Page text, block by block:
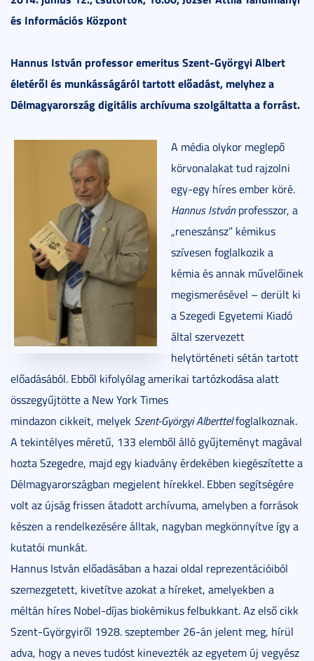
és Információs Központ
Hannus István professor emeritus Szent-Györgyi Albert
életéről és munkásságáról tartott előadást, melyhez a
Délmagyarország digitális archívuma szolgáltatta a forrást.
A média olykor meglepő
körvonalakat tud rajzolni
egy-egy híres ember köré.
Hannus Istvánprofesszor, a
„reneszánsz” kémikus
szívesen foglalkozik a
kémia és annak művelőinek
megismerésével – derült ki
a Szegedi Egyetemi Kiadó
által szervezett
helytörténeti sétán tartott
előadásából. Ebből kifolyólag amerikai tartózkodása alatt
összegyűjtötte a New York Times
mindazon cikkeit, melyek Szent-Györgyi Alberttelfoglalkoznak.
A tekintélyes méretű, 133 elemből álló gyűjteményt magával
hozta Szegedre, majd egy kiadvány érdekében kiegészítette a
Délmagyarországban megjelent hírekkel. Ebben segítségére
volt az újság frissen átadott archívuma, amelyben a források
készen a rendelkezésére álltak, nagyban megkönnyítve így a
kutatói munkát.
Hannus István előadásában a hazai oldal reprezentációiból
szemezgetett, kivetítve azokat a híreket, amelyekben a
méltán híres Nobel-díjas biokémikus felbukkant. Az első cikk
Szent-Györgyiről 1928. szeptember 26-án jelent meg, hírül
adva, hogy a neves tudóst kinevezték az egyetem új vegyész